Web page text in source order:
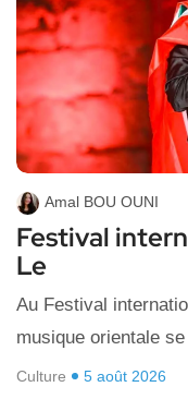
Amal BOU OUNI
Festival
Le
Au Festival
musique orientale
Culture 5 août 2026